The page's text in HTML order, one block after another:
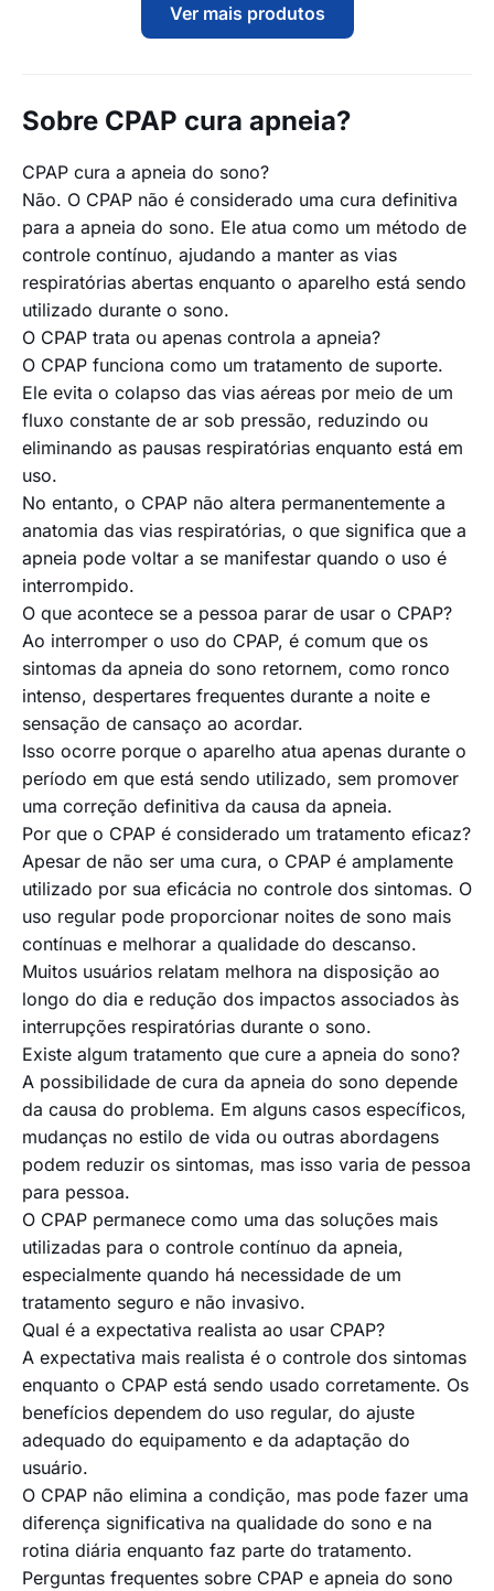
Ver mais produtos
Sobre CPAP cura apneia?
CPAP cura a apneia do sono?
Não. O CPAP não é considerado uma cura definitiva
para a apneia do sono. Ele atua como um método de
controle contínuo, ajudando a manter as vias
respiratórias abertas enquanto o aparelho está sendo
utilizado durante o sono.
O CPAP trata ou apenas controla a apneia?
O CPAP funciona como um tratamento de suporte.
Ele evita o colapso das vias aéreas por meio de um
fluxo constante de ar sob pressão, reduzindo ou
eliminando as pausas respiratórias enquanto está em
uso.
No entanto, o CPAP não altera permanentemente a
anatomia das vias respiratórias, o que significa que a
apneia pode voltar a se manifestar quando o uso é
interrompido.
O que acontece se a pessoa parar de usar o CPAP?
Ao interromper o uso do CPAP, é comum que os
sintomas da apneia do sono retornem, como ronco
intenso, despertares frequentes durante a noite e
sensação de cansaço ao acordar.
Isso ocorre porque o aparelho atua apenas durante o
período em que está sendo utilizado, sem promover
uma correção definitiva da causa da apneia.
Por que o CPAP é considerado um tratamento eficaz?
Apesar de não ser uma cura, o CPAP é amplamente
utilizado por sua eficácia no controle dos sintomas. O
uso regular pode proporcionar noites de sono mais
contínuas e melhorar a qualidade do descanso.
Muitos usuários relatam melhora na disposição ao
longo do dia e redução dos impactos associados às
interrupções respiratórias durante o sono.
Existe algum tratamento que cure a apneia do sono?
A possibilidade de cura da apneia do sono depende
da causa do problema. Em alguns casos específicos,
mudanças no estilo de vida ou outras abordagens
podem reduzir os sintomas, mas isso varia de pessoa
para pessoa.
O CPAP permanece como uma das soluções mais
utilizadas para o controle contínuo da apneia,
especialmente quando há necessidade de um
tratamento seguro e não invasivo.
Qual é a expectativa realista ao usar CPAP?
A expectativa mais realista é o controle dos sintomas
enquanto o CPAP está sendo usado corretamente. Os
benefícios dependem do uso regular, do ajuste
adequado do equipamento e da adaptação do
usuário.
O CPAP não elimina a condição, mas pode fazer uma
diferença significativa na qualidade do sono e na
rotina diária enquanto faz parte do tratamento.
Perguntas frequentes sobre CPAP e apneia do sono